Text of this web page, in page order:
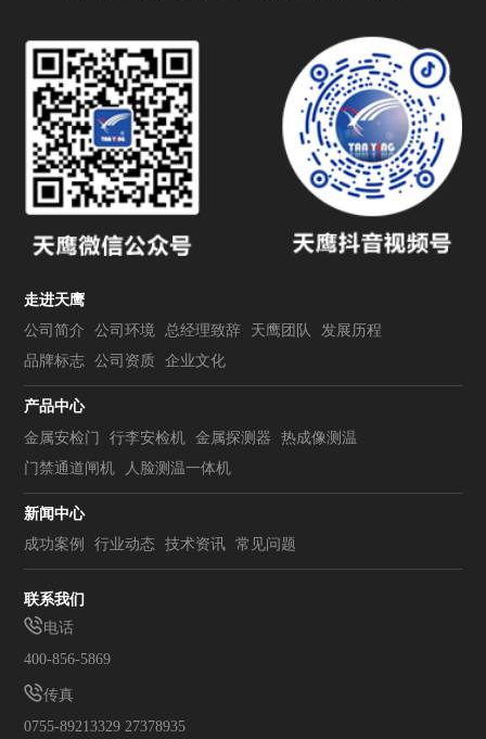
走进天鹰
公司简介
公司环境 总经理致辞 天鹰团队
发展历程
品牌标志 公司资质 企业文化
产品中心
金属安检门
行李安检机 金属探测器
热成像测温
门禁通道闸机
人脸测温一体机
新闻中心
成功案例
行业动态 技术资讯 常见问题
联系我们
电话
400-856-5869
传真
0755-89213329 27378935